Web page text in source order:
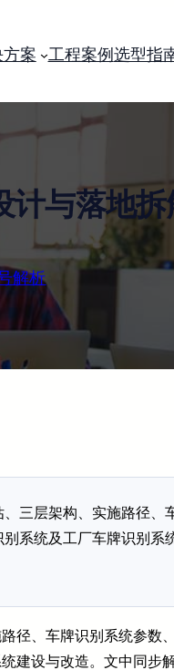
案 工程案例 选型指
计与落地拆
解析
三层架构、实施路径、
系统及工厂车牌识别系
径、车牌识别系统参数
建设与改造。文中同步